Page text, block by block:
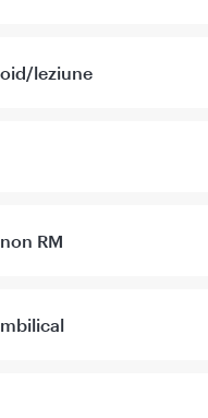
leziune
RM